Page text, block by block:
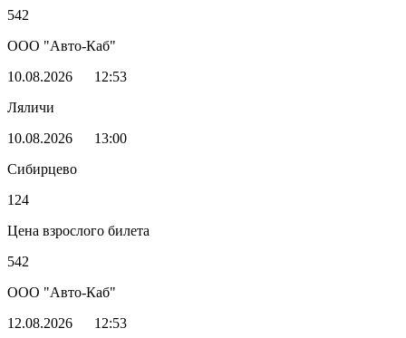
542
ООО "Авто-Каб"
10.08.2026
12:53
Ляличи
10.08.2026
13:00
Сибирцево
124
Цена взрослого билета
542
ООО "Авто-Каб"
12.08.2026
12:53